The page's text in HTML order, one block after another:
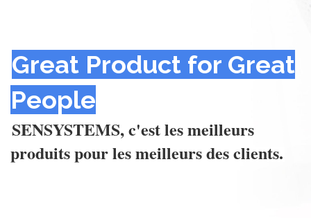
Great Product for Great
People
SENSYSTEMS, c'est les meilleurs
produits pour les meilleurs des clients.